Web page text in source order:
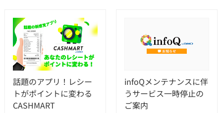
話題のアプリ！レシー
トがポイントに変わる
CASHMART
infoQメンテナンスに伴
うサービス一時停止の
ご案内